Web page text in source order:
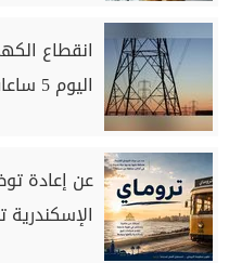
انقطاع
اليوم 5 ساعات
عن إعادة